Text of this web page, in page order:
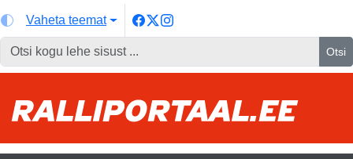
Vaheta teemat
Otsi